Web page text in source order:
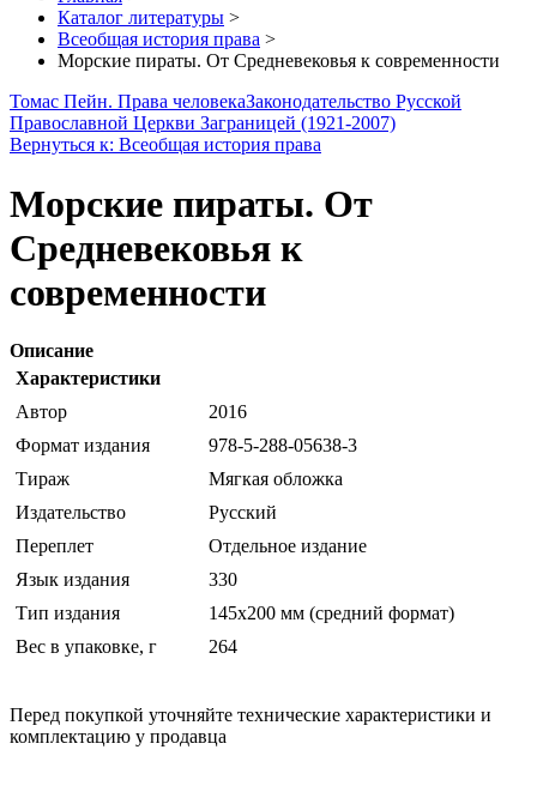
Каталог литературы >
Всеобщая история права >
Морские пираты. От Средневековья к современности
Томас Пейн. Права человекаЗаконодательство Русской
Православной Церкви Заграницей (1921-2007)
Вернуться к: Всеобщая история права
Морские пираты. От
Средневековья к
современности
Описание
Характеристики
Автор
2016
Формат издания
978-5-288-05638-3
Тираж
Мягкая обложка
Издательство
Русский
Переплет
Отдельное издание
Язык издания
330
Тип издания
145х200 мм (средний формат)
Вес в упаковке, г
264
Перед покупкой уточняйте технические характеристики и
комплектацию у продавца